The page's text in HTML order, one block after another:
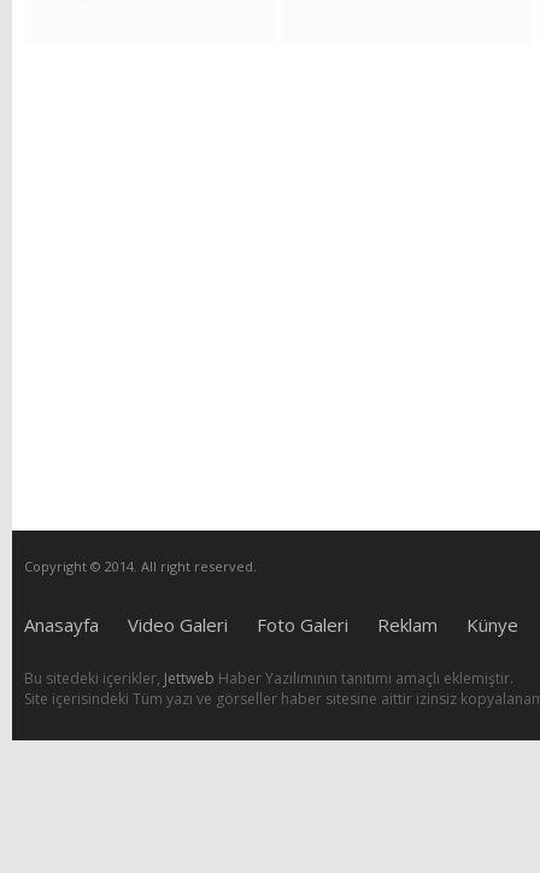
Copyright © 2014. All right reserved.
Anasayfa Video Galeri Foto Galeri Reklam Künye
Bu sitedeki içerikler, Jettweb Haber Yazılımının tanıtımı amaçlı eklemiştir.
Site içerisindeki Tüm yazı ve görseller haber sitesine aittir izinsiz